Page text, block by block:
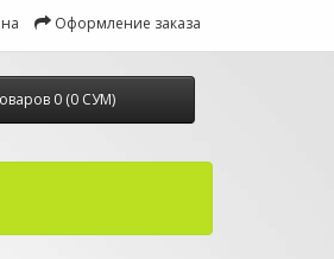
Оформление заказа
0 (0 СУМ)